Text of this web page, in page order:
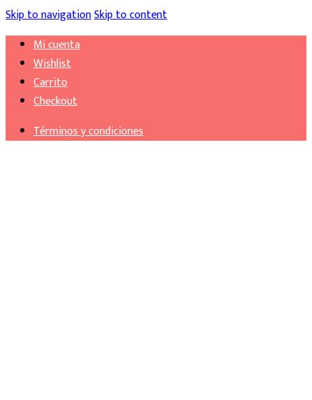
Skip to navigationSkip to content
Mi cuenta
Wishlist
Carrito
Checkout
Términos y condiciones